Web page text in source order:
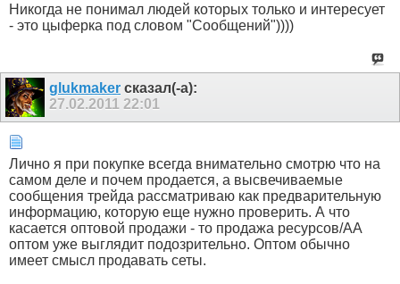
Никогда не понимал людей которых только и интересует
- это цыферка под словом "Сообщений"))))
glukmaker сказал(-а):
27.02.2011 22:01
Лично я при покупке всегда внимательно смотрю что на
самом деле и почем продается, а высвечиваемые
сообщения трейда рассматриваю как предварительную
информацию, которую еще нужно проверить. А что
касается оптовой продажи - то продажа ресурсов/AA
оптом уже выглядит подозрительно. Оптом обычно
имеет смысл продавать сеты.